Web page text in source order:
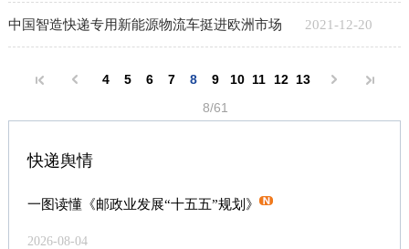
中国智造快递专用新能源物流车挺进欧洲市场 2021-12-20
4 5 6 7 8 9 10 11 12 13
8/61
快递舆情
一图读懂《邮政业发展“十五五”规划》
2026-08-04